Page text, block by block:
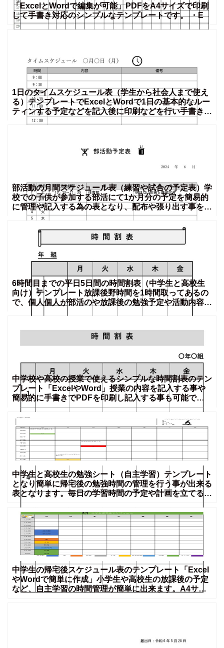
「ExcelとWordで編集が可能」PDFをA4サイズで印刷
して手書き対応のシンプルなテンプレートです。 ・E
1日のタイムスケジュール表（学生から社会人まで使え
る）テンプレートでExcelとWordで1日の基本的なルー
ティンする予定などを記入後に印刷などを行い手書きで
部活動の月間スケジュール表（練習や試合の予定表）学
校での子供が参加する部活にて1か月分の予定を簡易的
に管理や記入する為の表となり、配布や張り出す事を想
定している
6時間目までの平日5日間の時間割表（中学生と高校生
向け）テンプレート放課後野時間を1時間取ってあるの
で、個人個人が部活のや放課後の勉強予定や活動内容な
中学校や高校の授業で使えるシンプルな時間割表のテン
プレート「ExcelやWord」授業の内容を記入する事や
簡易的に手書きでPDFを印刷し記入する事も可能で
す。
中学生と高校生の勉強シート（自主学習）テンプレート
となり簡単に帰宅後の勉強時間の管理を行う事が出来る
表となります。毎日の学習時間の予定や計画を立てる事
中学生の帰宅後スケジュール表のテンプレート「Excel
やWordで簡単に作成」小学生や高校生の放課後の予定
など、自主学習の時間管理が簡単に出来ます。A4サイ